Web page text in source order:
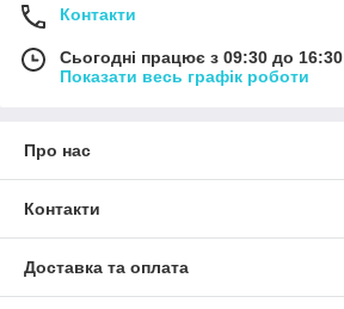
Контакти
Сьогодні працює з 09:30 до 16:30
Показати весь графік роботи
Про нас
Контакти
Доставка та оплата